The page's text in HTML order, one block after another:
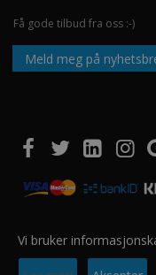
Vi bruker
Få gode tilbud fra oss :-)
Meld meg på
Copyright © 2020